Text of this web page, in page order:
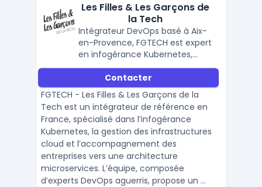
Les Filles & Les Garçons de
la Tech
Intégrateur DevOps basé à Aix-
en-Provence, FGTECH est expert
en infogérance Kubernetes,
architecture microservices,
gestion d’infrastructures cloud
et propose des formations
DevOps en entreprise.
Contacter
FGTECH - Les Filles & Les Garçons de la
Tech est un intégrateur de référence en
France, spécialisé dans l’infogérance
Kubernetes, la gestion des infrastructures
cloud et l’accompagnement des
entreprises vers une architecture
microservices. L’équipe, composée
d’experts DevOps aguerris, propose un ...